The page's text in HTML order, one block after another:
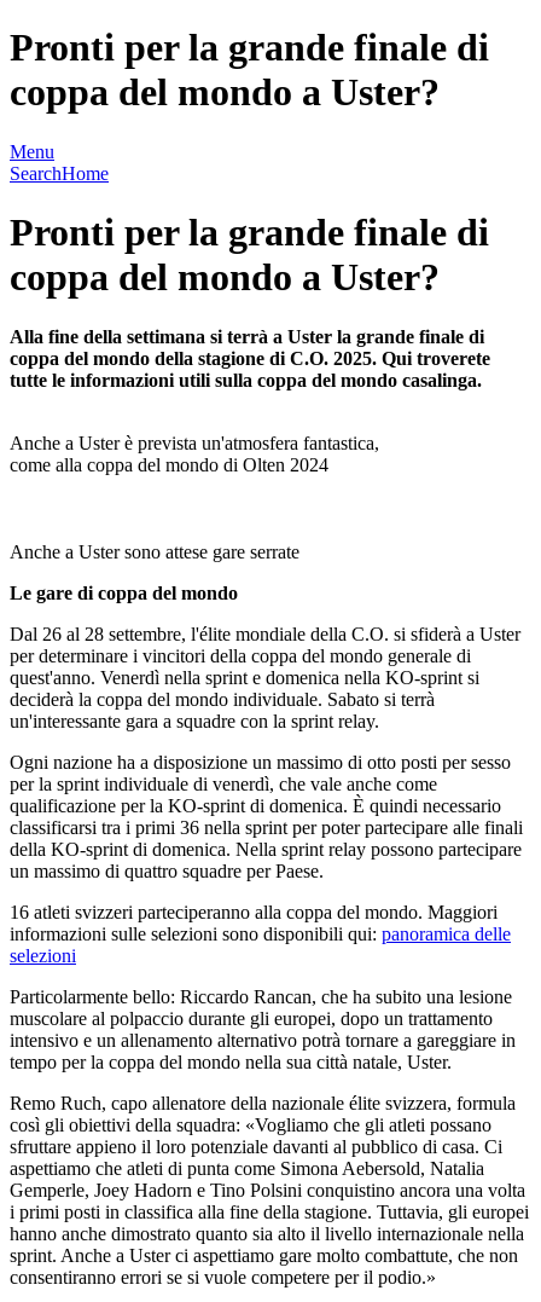
Pronti per la grande finale di
coppa del mondo a Uster?
Menu
SearchHome
Pronti per la grande finale di
coppa del mondo a Uster?
Alla fine della settimana si terrà a Uster la grande finale di
coppa del mondo della stagione di C.O. 2025. Qui troverete
tutte le informazioni utili sulla coppa del mondo casalinga.
Anche a Uster è prevista un'atmosfera fantastica,
come alla coppa del mondo di Olten 2024
Anche a Uster sono attese gare serrate
Le gare di coppa del mondo
Dal 26 al 28 settembre, l'élite mondiale della C.O. si sfiderà a Uster
per determinare i vincitori della coppa del mondo generale di
quest'anno. Venerdì nella sprint e domenica nella KO-sprint si
deciderà la coppa del mondo individuale. Sabato si terrà
un'interessante gara a squadre con la sprint relay.
Ogni nazione ha a disposizione un massimo di otto posti per sesso
per la sprint individuale di venerdì, che vale anche come
qualificazione per la KO-sprint di domenica. È quindi necessario
classificarsi tra i primi 36 nella sprint per poter partecipare alle finali
della KO-sprint di domenica. Nella sprint relay possono partecipare
un massimo di quattro squadre per Paese.
16 atleti svizzeri parteciperanno alla coppa del mondo. Maggiori
informazioni sulle selezioni sono disponibili qui: panoramica delle
selezioni
Particolarmente bello: Riccardo Rancan, che ha subito una lesione
muscolare al polpaccio durante gli europei, dopo un trattamento
intensivo e un allenamento alternativo potrà tornare a gareggiare in
tempo per la coppa del mondo nella sua città natale, Uster.
Remo Ruch, capo allenatore della nazionale élite svizzera, formula
così gli obiettivi della squadra: «Vogliamo che gli atleti possano
sfruttare appieno il loro potenziale davanti al pubblico di casa. Ci
aspettiamo che atleti di punta come Simona Aebersold, Natalia
Gemperle, Joey Hadorn e Tino Polsini conquistino ancora una volta
i primi posti in classifica alla fine della stagione. Tuttavia, gli europei
hanno anche dimostrato quanto sia alto il livello internazionale nella
sprint. Anche a Uster ci aspettiamo gare molto combattute, che non
consentiranno errori se si vuole competere per il podio.»